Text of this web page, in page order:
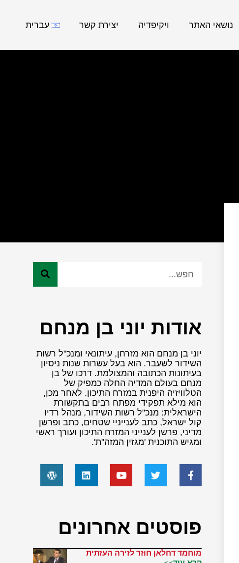
נושאי האתר ויקיפדיה יצירת קשר עברית
אודות יוני בן מנחם
יוני בן מנחם הוא מזרחן, עיתונאי ומנכ"ל רשות
השידור לשעבר. הוא בעל עשרות שנות ניסיון
בעיתונות הכתובה והמצולמת. דרכו של בן
מנחם בעולם המדיה החלה כמפיק של
הטלוויזיה היפנית במזרח התיכון. לאחר מכן,
הוא מילא תפקידי מפתח רבים בתקשורת
הישראלית: מנכ"ל רשות השידור, מנהל רדיו
קול ישראל, כתב לענייניי שטחים, כתב ופרשן
מדיני, פרשן לענייני המזרח התיכון ועורך ראשי
ומגיש התוכנית 'מגזין המזה"ת'.
פוסטים אחרונים
מוחמד דחלאן חוזר לזירה העזתית